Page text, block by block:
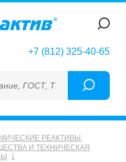
+7 (812) 325-40-65
ГОСТ, ТУ, ГСО, МСО, ОСО,
РЕАКТИВЫ,
И ТЕХНИЧЕСКАЯ